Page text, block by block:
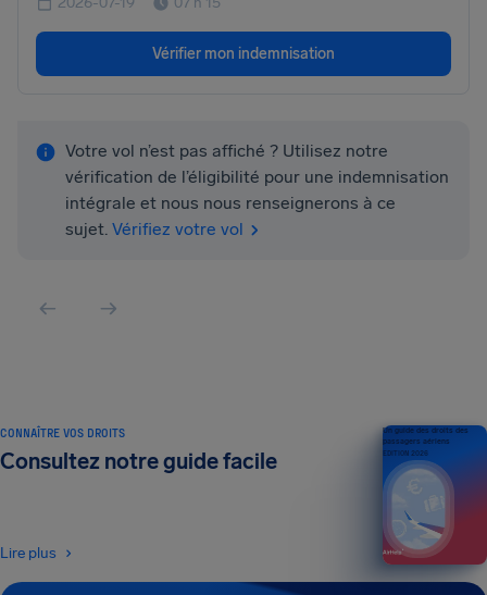
Vérifier mon indemnisation
Votre vol n’est pas affiché ? Utilisez notre
vérification de l’éligibilité pour une indemnisation
intégrale et nous nous renseignerons à ce
sujet. Vérifiez votre vol
CONNAÎTRE VOS DROITS
Consultez notre guide facile
Lire plus
Un guide des droits des
passagers aériens
ÉDITION 2026